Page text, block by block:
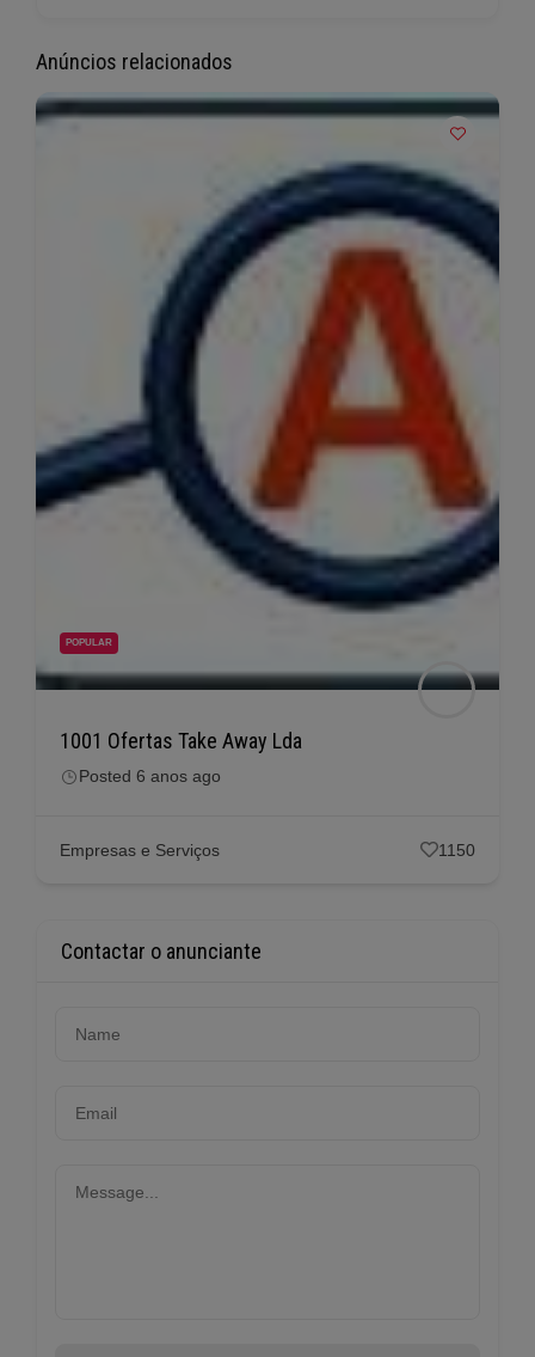
Anúncios relacionados
POPULAR
1001 Ofertas Take Away Lda
Posted 6 anos ago
Empresas e Serviços 1150
Contactar o anunciante